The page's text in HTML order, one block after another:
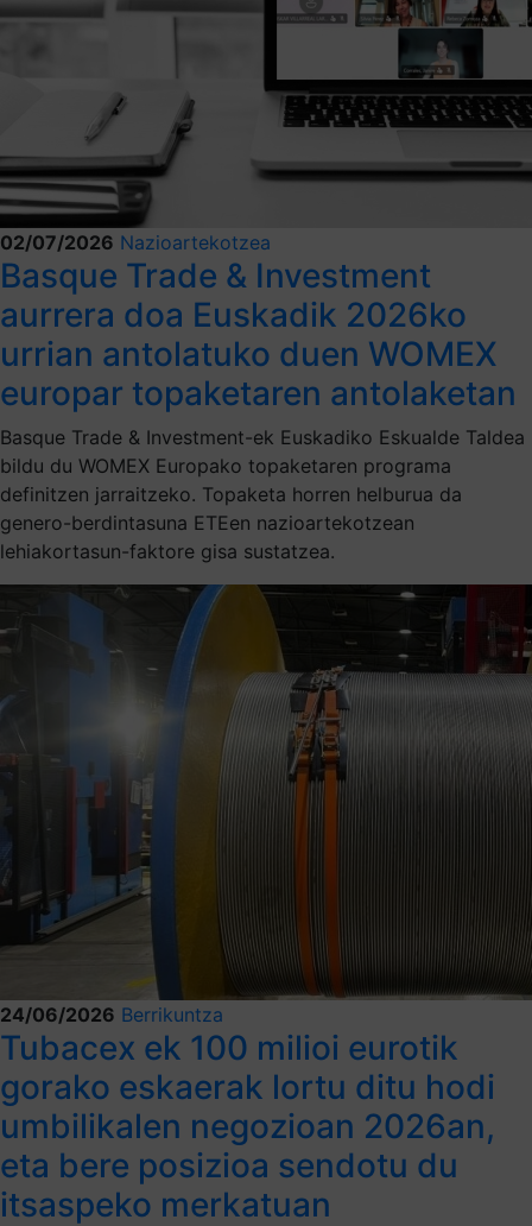
02/07/2026 Nazioartekotzea
Basque Trade & Investment
aurrera doa Euskadik 2026ko
urrian antolatuko duen WOMEX
europar topaketaren antolaketan
Basque Trade & Investment-ek Euskadiko Eskualde Taldea
bildu du WOMEX Europako topaketaren programa
definitzen jarraitzeko. Topaketa horren helburua da
genero-berdintasuna ETEen nazioartekotzean
lehiakortasun-faktore gisa sustatzea.
24/06/2026 Berrikuntza
Tubacex ek 100 milioi eurotik
gorako eskaerak lortu ditu hodi
umbilikalen negozioan 2026an,
eta bere posizioa sendotu du
itsaspeko merkatuan